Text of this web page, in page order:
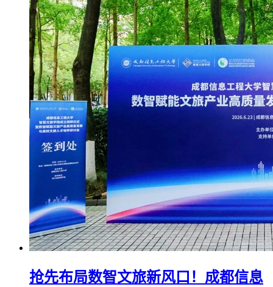
抢先布局数智文旅新风口！成都信息